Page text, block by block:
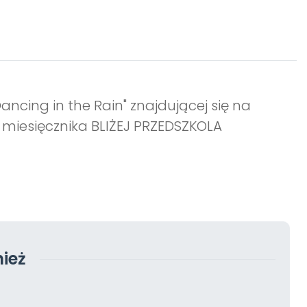
in the Rain" znajdującej się na
BLIŻEJ PRZEDSZKOLA